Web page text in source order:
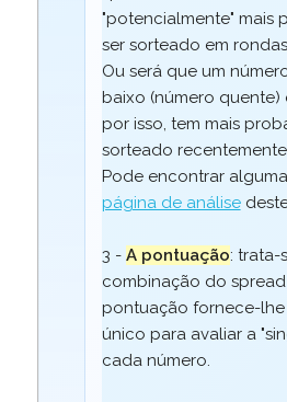
"potencialmente" mais
ser sorteado em
Ou será que um
baixo (número quente)
por isso, tem mais
sorteado
Pode encontrar
página de análise
3 - A pontuação: trata-
combinação do
pontuação fornece-
único para avaliar a
cada número.